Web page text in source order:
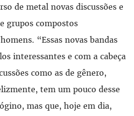
de metal novas discussões e
grupos compostos
“Essas novas bandas
interessantes e com a cabeça
como as de gênero,
tem um pouco desse
mas que, hoje em dia,